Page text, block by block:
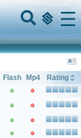
Menu
Flash Mp4
Rating